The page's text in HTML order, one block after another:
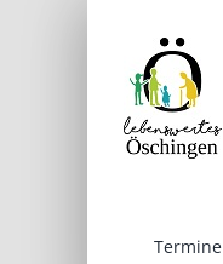
Termine